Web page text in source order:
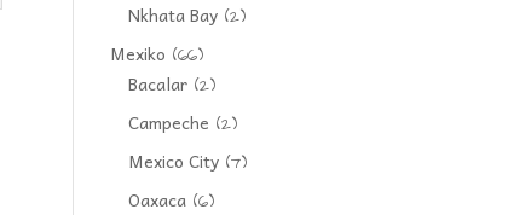
Nkhata Bay (2)
Mexiko (66)
Bacalar (2)
Campeche (2)
Mexico City (7)
Oaxaca (6)